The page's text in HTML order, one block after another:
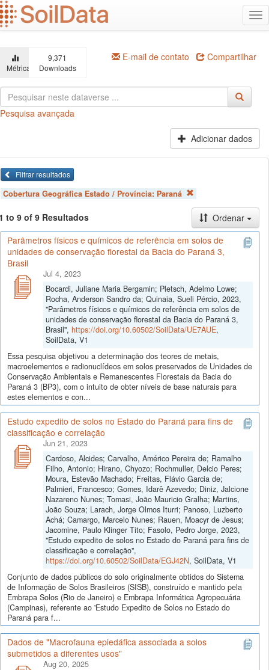
Ir
para
o
principal
Métricas
9,371
Downloads
E-mail de contato Compartilhar
Pesquisa avançada
Adicionar dados
Filtrar resultados
Cobertura Geográfica Estado / Província: Paraná
to 9 of 9 Resultados
Ordenar
Parâmetros físicos e químicos de referência em solos de
unidades de conservação florestal da Bacia do Paraná 3,
Brasil
Jul 4, 2023
Bocardi, Juliane Maria Bergamin; Pletsch, Adelmo Lowe;
Rocha, Anderson Sandro da; Quinaia, Sueli Pércio, 2023,
"Parâmetros físicos e químicos de referência em solos de
unidades de conservação florestal da Bacia do Paraná 3,
Brasil", https://doi.org/10.60502/SoilData/UE7AUE,
SoilData, V1
Essa pesquisa objetivou a determinação dos teores de metais,
macroelementos e radionuclídeos em solos preservados de Unidades de
Conservação Ambientais e Remanescentes Florestais da Bacia do
Paraná 3 (BP3), com o intuito de obter níveis de base naturais para
estes elementos e con...
Estudo expedito de solos no Estado do Paraná para fins de
classificação e correlação
Jun 21, 2023
Cardoso, Alcides; Carvalho, Américo Pereira de; Ramalho
Filho, Antonio; Hirano, Chyozo; Rochmuller, Delcio Peres;
Moura, Estevão Machado; Freitas, Flávio Garcia de;
Palmieri, Francesco; Gomes, Idarê Azevedo; Diniz, Jalcione
Nazareno Nunes; Tomasi, João Mauricio Gralha; Martins,
João Souza; Larach, Jorge Olmos Iturri; Panoso, Luzberto
Achá; Camargo, Marcelo Nunes; Rauen, Moacyr de Jesus;
Jacomine, Paulo Klinger Tito; Fasolo, Pedro Jorge, 2023,
"Estudo expedito de solos no Estado do Paraná para fins de
classificação e correlação",
https://doi.org/10.60502/SoilData/EGJ42N, SoilData, V1
Conjunto de dados públicos do solo originalmente obtidos do Sistema
de Informação de Solos Brasileiros (SISB), construído e mantido pela
Embrapa Solos (Rio de Janeiro) e Embrapa Informática Agropecuária
(Campinas), referente ao 'Estudo Expedito de Solos no Estado do
Paraná para f...
Dados de "Macrofauna epiedáfica associada a solos
submetidos a diferentes usos"
Aug 20, 2025